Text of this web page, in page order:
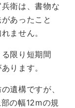
衛は、書物な
あったこと
ません。
限り短期間
ります。
遺構ですが、
の幅12mの規